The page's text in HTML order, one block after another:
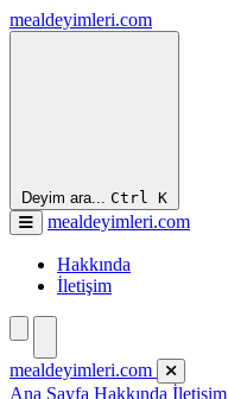
mealdeyimleri.com
Deyim ara... Ctrl K
mealdeyimleri.com
Hakkında
İletişim
mealdeyimleri.com
Ana Sayfa Hakkında İletişim